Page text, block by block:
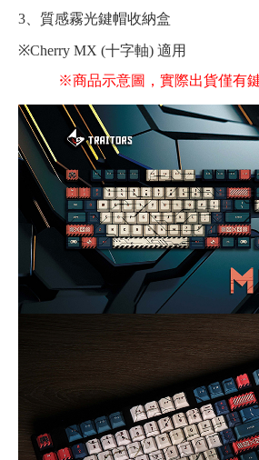
3、質感霧光鍵帽收納盒
※Cherry MX (十字軸) 適用
※商品示意圖，實際出貨僅有